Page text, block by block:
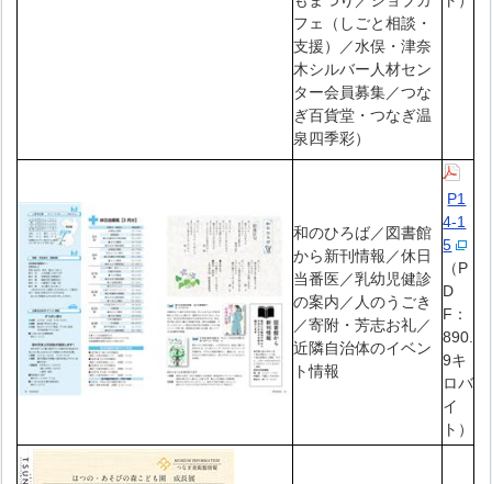
フェ（しごと相談・
支援）／水俣・津奈
木シルバー人材セン
ター会員募集／つな
ぎ百貨堂・つなぎ温
泉四季彩）
和のひろば／図書館
から新刊情報／休日
当番医／乳幼児健診
の案内／人のうごき
／寄附・芳志お礼／
近隣自治体のイベン
ト情報
P1
4-1
5
（P
D
F：
890.
9キ
ロバ
イ
ト）